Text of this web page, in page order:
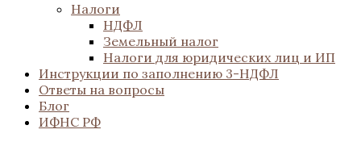
Налоги
НДФЛ
Земельный налог
Налоги для юридических лиц и ИП
Инструкции по заполнению 3-НДФЛ
Ответы на вопросы
Блог
ИФНС РФ